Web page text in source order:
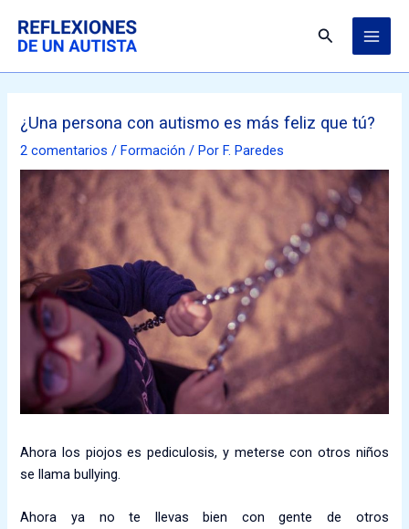
contenido
Buscar
¿Una persona con autismo es más feliz que tú?
2 comentarios /Formación / PorF. Paredes
Ahora los piojos es pediculosis, y meterse con otros niños
se llama bullying.
Ahora ya no te llevas bien con gente de otros